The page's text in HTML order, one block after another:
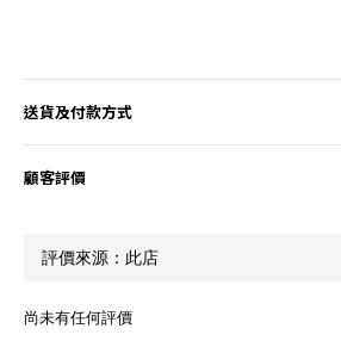
送貨及付款方式
顧客評價
尚未有任何評價